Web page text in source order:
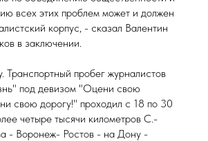
всех этих проблем может и должен
корпус, - сказал Валентин
в заключении.
Транспортный пробег журналистов
под девизом "Оцени свою
свою дорогу!" проходил с 18 по 30
четыре тысячи километров С.-
- Воронеж- Ростов - на Дону -